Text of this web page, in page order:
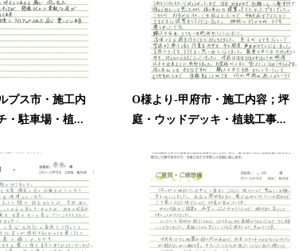
プス市・施工内
・駐車場・植...
O様より-甲府市・施工内容；坪
庭・ウッドデッキ・植栽工事...